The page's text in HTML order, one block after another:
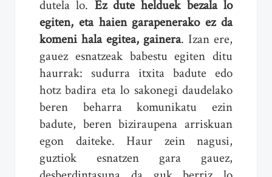
dutela lo. Ez dute helduek bezala lo
egiten, eta haien garapenerako ez da
komeni hala egitea, gainera. Izan ere,
gauez esnatzeak babestu egiten ditu
haurrak: sudurra itxita badute edo
hotz badira eta lo sakonegi daudelako
beren beharra komunikatu ezin
badute, beren biziraupena arriskuan
egon daiteke. Haur zein nagusi,
guztiok esnatzen gara gauez,